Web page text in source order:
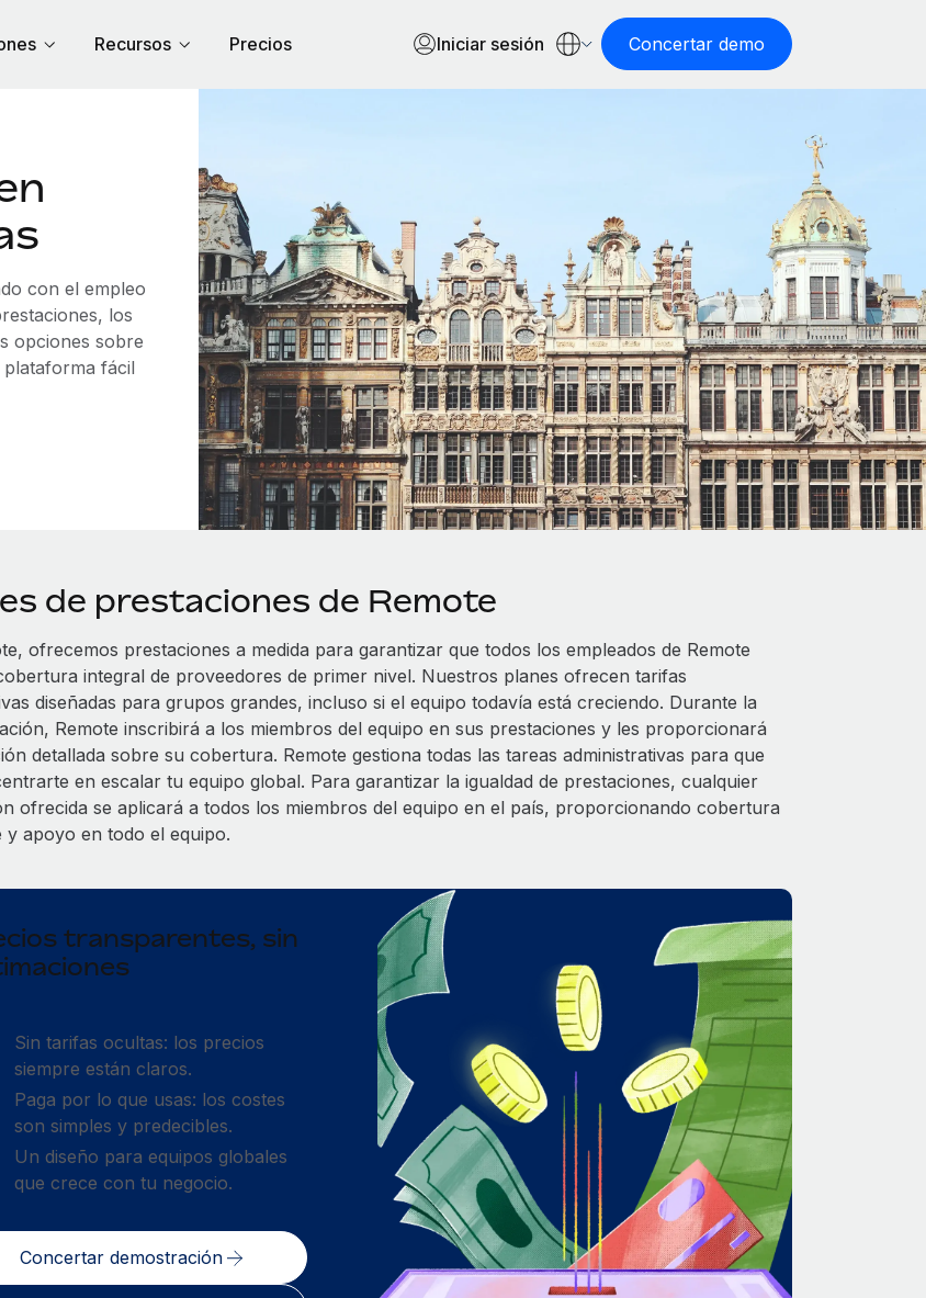
Recursos Precios Iniciar sesión Concertar demo
con el empleo
los
opciones sobre
fácil
de prestaciones de Remote
ofrecemos prestaciones a medida para garantizar que todos los empleados de Remote
integral de proveedores de primer nivel. Nuestros planes ofrecen tarifas
diseñadas para grupos grandes, incluso si el equipo todavía está creciendo. Durante la
Remote inscribirá a los miembros del equipo en sus prestaciones y les proporcionará
detallada sobre su cobertura. Remote gestiona todas las tareas administrativas para que
en escalar tu equipo global. Para garantizar la igualdad de prestaciones, cualquier
ofrecida se aplicará a todos los miembros del equipo en el país, proporcionando cobertura
y apoyo en todo el equipo.
transparentes, sin
Sin tarifas ocultas: los precios
siempre están claros.
Paga por lo que usas: los costes
son simples y predecibles.
Un diseño para equipos globales
que crece con tu negocio.
Concertar demostración